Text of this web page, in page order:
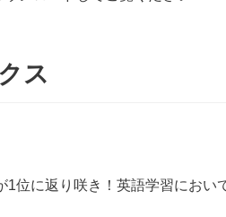
ス
1位に返り咲き！英語学習におい